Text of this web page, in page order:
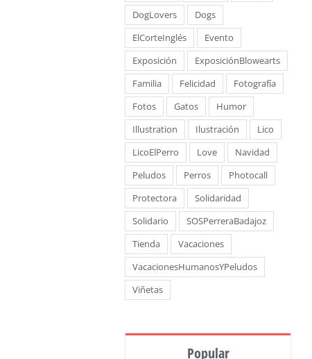
DogLovers
Dogs
ElCorteInglés
Evento
Exposición
ExposiciónBlowearts
Familia
Felicidad
Fotografía
Fotos
Gatos
Humor
Illustration
Ilustración
Lico
LicoElPerro
Love
Navidad
Peludos
Perros
Photocall
Protectora
Solidaridad
Solidario
SOSPerreraBadajoz
Tienda
Vacaciones
VacacionesHumanosYPeludos
Viñetas
Popular